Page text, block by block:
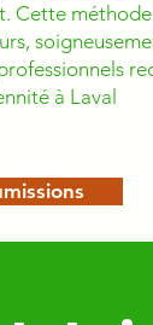
Cette
à Laval